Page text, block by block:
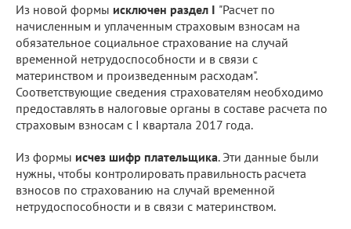
Из новой формы исключен раздел I "Расчет по
начисленным и уплаченным страховым взносам на
обязательное социальное страхование на случай
временной нетрудоспособности и в связи с
материнством и произведенным расходам".
Соответствующие сведения страхователям необходимо
предоставлять в налоговые органы в составе расчета по
страховым взносам с I квартала 2017 года.
Из формы исчез шифр плательщика. Эти данные были
нужны, чтобы контролировать правильность расчета
взносов по страхованию на случай временной
нетрудоспособности и в связи с материнством.